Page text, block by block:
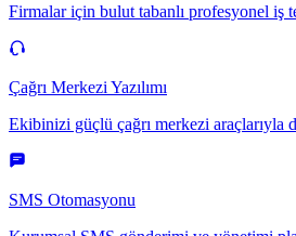
Firmalar için bulut tabanlı profesyonel iş
Çağrı Merkezi Yazılımı
Ekibinizi güçlü çağrı merkezi araçlarıyla
SMS Otomasyonu